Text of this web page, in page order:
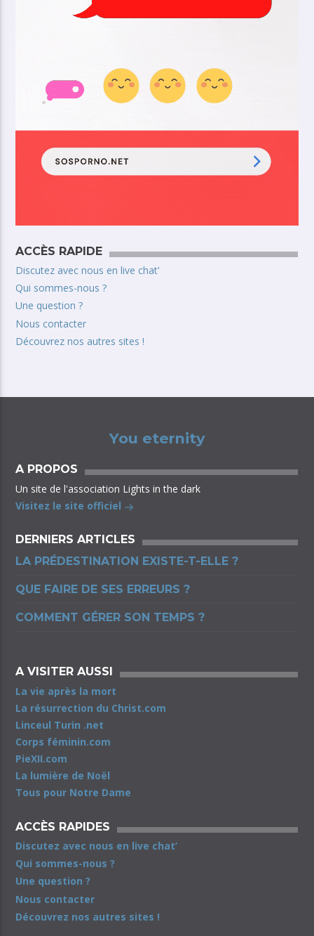
ACCÈS RAPIDE
Discutez avec nous en live chat’
Qui sommes-nous ?
Une question ?
Nous contacter
Découvrez nos autres sites !
You eternity
A PROPOS
Un site de l'association Lights in the dark
Visitez le site officiel
DERNIERS ARTICLES
LA PRÉDESTINATION EXISTE-T-ELLE ?
QUE FAIRE DE SES ERREURS ?
COMMENT GÉRER SON TEMPS ?
A VISITER AUSSI
La vie après la mort
La résurrection du Christ.com
Linceul Turin .net
Corps féminin.com
PieXII.com
La lumière de Noël
Tous pour Notre Dame
ACCÈS RAPIDES
Discutez avec nous en live chat’
Qui sommes-nous ?
Une question ?
Nous contacter
Découvrez nos autres sites !